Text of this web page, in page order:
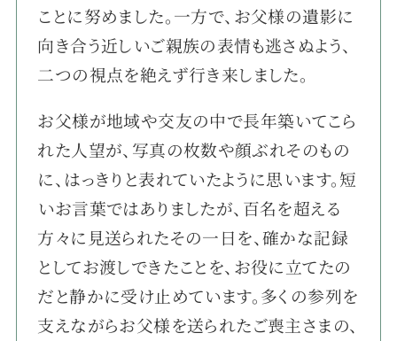
ことに努めました。一方で、お父様の遺影に
向き合う近しいご親族の表情も逃さぬよう、
二つの視点を絶えず行き来しました。
お父様が地域や交友の中で長年築いてこら
れた人望が、写真の枚数や顔ぶれそのもの
に、はっきりと表れていたように思います。短
いお言葉ではありましたが、百名を超える
方々に見送られたその一日を、確かな記録
としてお渡しできたことを、お役に立てたの
だと静かに受け止めています。多くの参列を
支えながらお父様を送られたご喪主さまの、